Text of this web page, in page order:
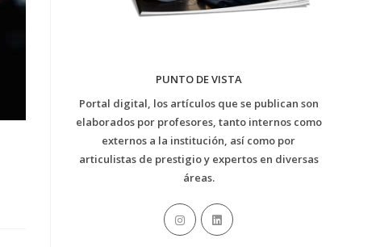
PUNTO DE VISTA
Portal digital, los artículos que se publican son
elaborados por profesores, tanto internos como
externos a la institución, así como por
articulistas de prestigio y expertos en diversas
áreas.